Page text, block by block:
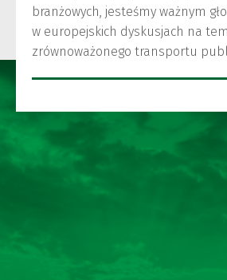
branżowych, jesteśmy ważnym
w europejskich dyskusjach na
zrównoważonego transportu